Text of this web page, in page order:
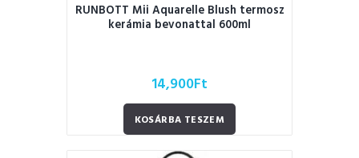
RUNBOTT Mii Aquarelle Blush termosz
kerámia bevonattal 600ml
14,900Ft
KOSÁRBA TESZEM